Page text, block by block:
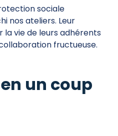
sociale
nos ateliers. Leur
vie de leurs adhérents
fructueuse.
un coup